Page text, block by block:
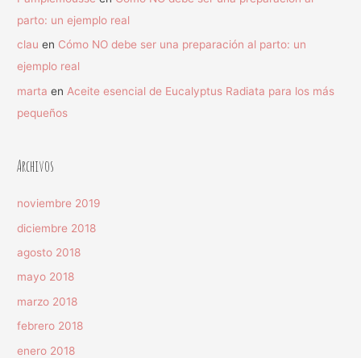
parto: un ejemplo real
clau en Cómo NO debe ser una preparación al parto: un
ejemplo real
marta en Aceite esencial de Eucalyptus Radiata para los más
pequeños
Archivos
noviembre 2019
diciembre 2018
agosto 2018
mayo 2018
marzo 2018
febrero 2018
enero 2018